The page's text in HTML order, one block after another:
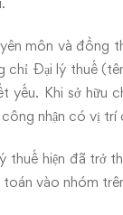
môn và đồng
chỉ Đại lý thuế
yếu. Khi sở hữu
nhận có vị
hiện đã trở
toán vào nhóm